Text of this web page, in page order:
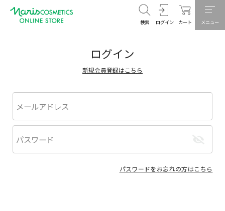
検索 ログイン カート メニュー
ログイン
新規会員登録はこちら
パスワードをお忘れの方はこちら